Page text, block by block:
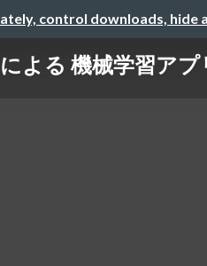
control downloads, hide
よる 機械学習ア